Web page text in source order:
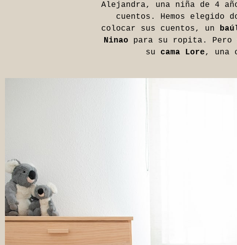
Alejandra, una niña de 4
cuentos. Hemos elegido
colocar sus cuentos, un
Ninao para su ropita. Pero
su cama Lore, una